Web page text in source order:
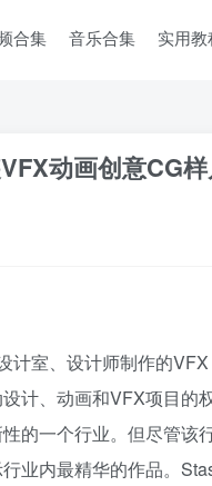
合集 音乐合集 实用教
动画创意CG
计室、设计师制作的
计、动画和VFX项目的
的一个行业。但尽管该
业内最精华的作品。